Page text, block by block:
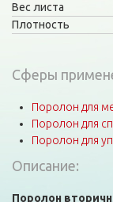
Вес листа
Плотность
Сферы
Поролон для
Поролон для
Поролон для
Описание:
Поролон